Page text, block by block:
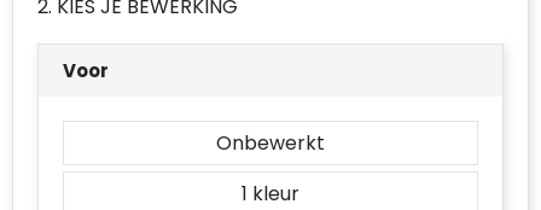
Accessoires voor tassen
Duffeltassen
Aktetassen
Waterbestendige tassen
2. KIES JE BEWERKING
Voor
Onbewerkt
1